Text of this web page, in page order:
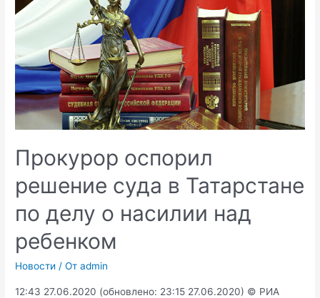
Прокурор оспорил
решение суда в Татарстане
по делу о насилии над
ребенком
Новости / От admin
12:43 27.06.2020 (обновлено: 23:15 27.06.2020) © РИА